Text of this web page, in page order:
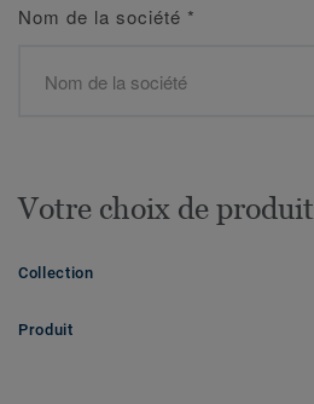
Nom de la société *
Votre choix de produit
Collection
Produit